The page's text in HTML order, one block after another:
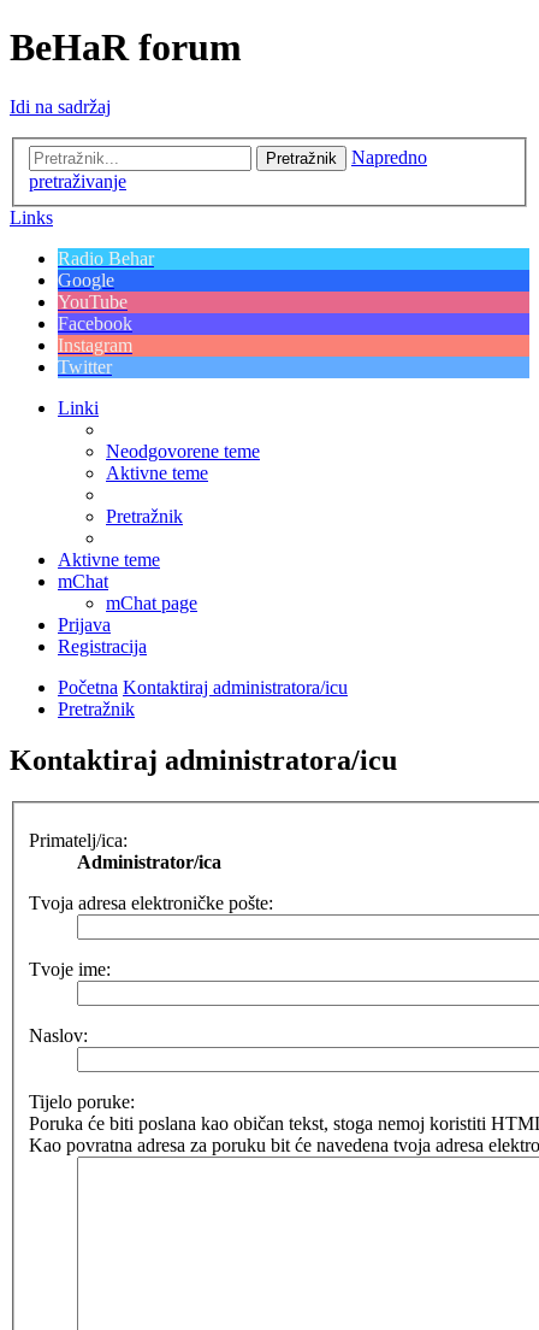
BeHaR forum
Idi na sadržaj
Pretražnik
Napredno
pretraživanje
Links
Radio Behar
Google
YouTube
Facebook
Instagram
Twitter
Linki
Neodgovorene teme
Aktivne teme
Pretražnik
Aktivne teme
mChat
mChat page
Prijava
Registracija
Početna Kontaktiraj administratora/icu
Pretražnik
Kontaktiraj administratora/icu
Primatelj/ica:
Administrator/ica
Tvoja adresa elektroničke pošte:
Tvoje ime:
Naslov:
Tijelo poruke:
Poruka će biti poslana kao običan tekst, stoga nemoj koristiti
Kao povratna adresa za poruku bit će navedena tvoja adresa